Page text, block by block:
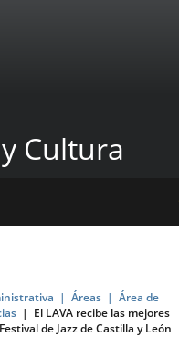
Cultura
Áreas
Área de
El LAVA recibe las mejores
de Jazz de Castilla y León